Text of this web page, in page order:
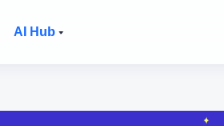
AI Hub